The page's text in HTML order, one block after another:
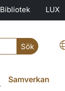
Bibliotek LUX
Sök
Samverkan